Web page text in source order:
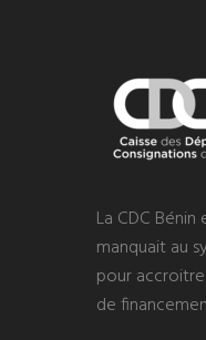
La CDC
manquait au
pour
de